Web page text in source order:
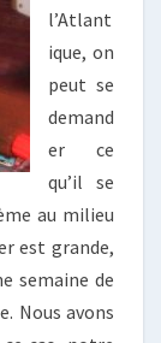
l’Atlant
ique, on
peut se
demand
er ce
qu’il se
au milieu
est grande,
semaine de
Nous avons